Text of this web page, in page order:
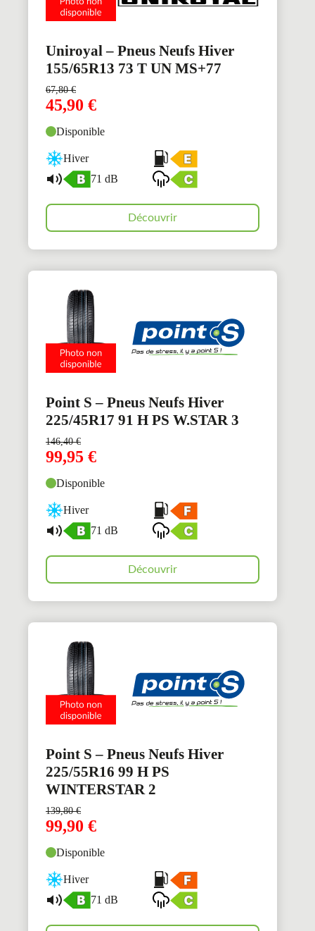
Uniroyal – Pneus Neufs Hiver
155/65R13 73 T UN MS+77
67,80€
45,90 €
Disponible
Hiver
71 dB
Découvrir
Point S – Pneus Neufs Hiver
225/45R17 91 H PS W.STAR 3
146,40€
99,95 €
Disponible
Hiver
71 dB
Découvrir
Point S – Pneus Neufs Hiver
225/55R16 99 H PS
WINTERSTAR 2
139,80€
99,90 €
Disponible
Hiver
71 dB